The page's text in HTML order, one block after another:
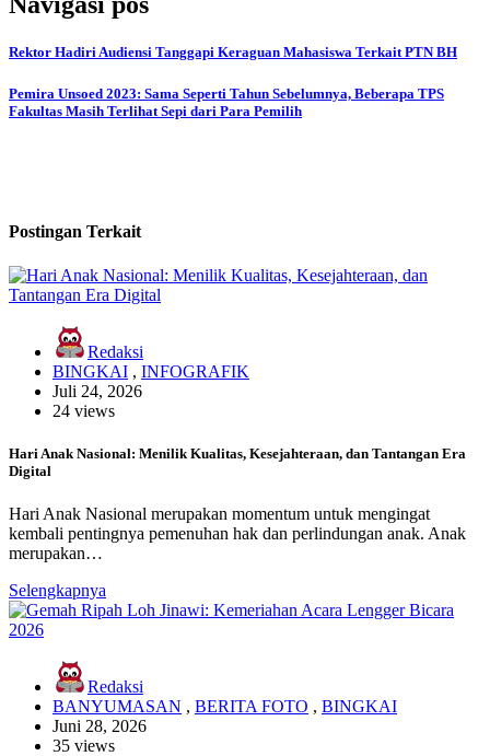
Rektor Hadiri Audiensi Tanggapi Keraguan Mahasiswa Terkait PTN BH
Pemira Unsoed 2023: Sama Seperti Tahun Sebelumnya, Beberapa TPS
Fakultas Masih Terlihat Sepi dari Para Pemilih
Postingan Terkait
Redaksi
BINGKAI , INFOGRAFIK
Juli 24, 2026
24 views
Hari Anak Nasional: Menilik Kualitas, Kesejahteraan, dan Tantangan Era
Digital
Hari Anak Nasional merupakan momentum untuk mengingat
kembali pentingnya pemenuhan hak dan perlindungan anak. Anak
merupakan…
Selengkapnya
Redaksi
BANYUMASAN , BERITA FOTO , BINGKAI
Juni 28, 2026
35 views